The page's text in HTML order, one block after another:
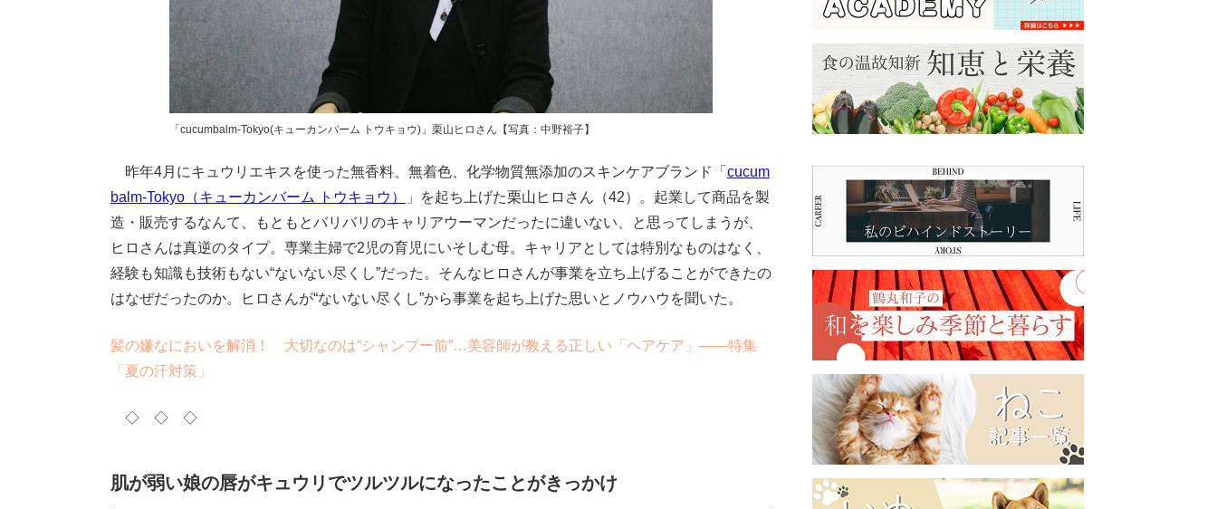
「cucumbalm-Tokyo(キューカンバーム トウキョウ)」栗山ヒロさん【写真：中野裕子】
昨年4月にキュウリエキスを使った無香料、無着色、化学物質無添加のスキンケアブランド「 cucum
balm-Tokyo（キューカンバーム トウキョウ）
」を起ち上げた栗山ヒロさん（42）。起業して商品を製
造・販売するなんて、もともとバリバリのキャリアウーマンだったに違いない、と思ってしまうが、
ヒロさんは真逆のタイプ。専業主婦で2児の育児にいそしむ母。キャリアとしては特別なものはなく、
経験も知識も技術もない“ないない尽くし”だった。そんなヒロさんが事業を立ち上げることができたの
はなぜだったのか。ヒロさんが“ないない尽くし”から事業を起ち上げた思いとノウハウを聞いた。
髪の嫌なにおいを解消！ 大切なのは“シャンプー前”…美容師が教える正しい「ヘアケア」――特集
「夏の汗対策」
◇ ◇ ◇
肌が弱い娘の唇がキュウリでツルツルになったことがきっかけ